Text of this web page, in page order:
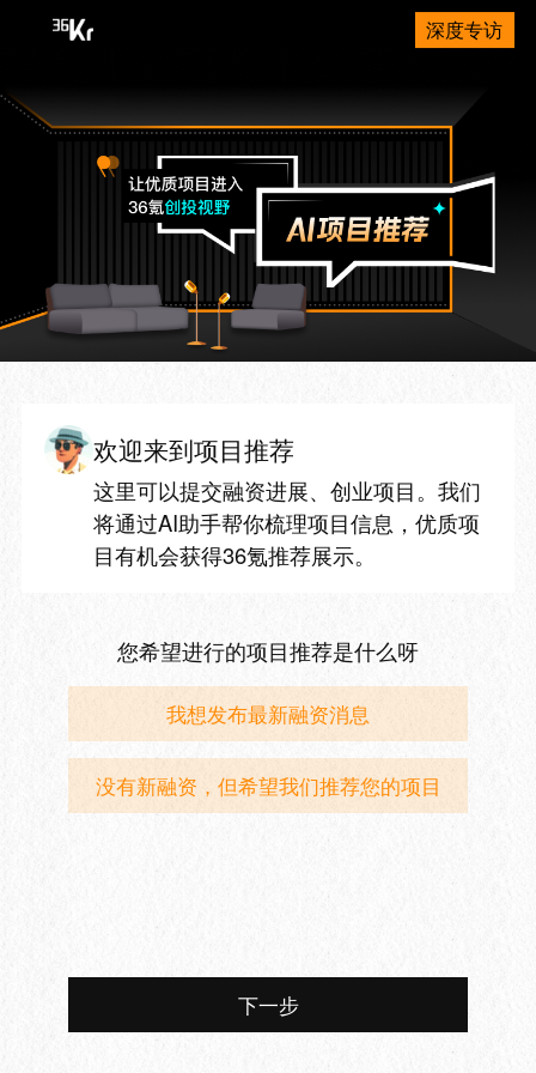
深度专访
欢迎来到项目推荐
这里可以提交融资进展、创业项目。我们
将通过AI助手帮你梳理项目信息，优质项
目有机会获得36氪推荐展示。
您希望进行的项目推荐是什么呀
我想发布最新融资消息
没有新融资，但希望我们推荐您的项目
下一步